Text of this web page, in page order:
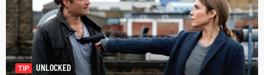
TIP
UNLOCKED